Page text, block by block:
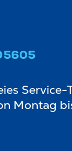
Service-
Montag